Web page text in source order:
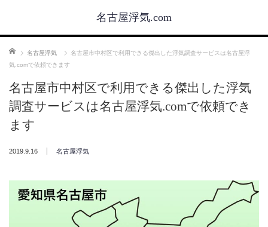
名古屋浮気.com
ホーム 名古屋浮気
名古屋市中村区で利用できる傑出した浮気調査サービスは名古屋浮
気.comで依頼できます
名古屋市中村区で利用できる傑出した浮気
調査サービスは名古屋浮気.comで依頼でき
ます
2019.9.16 名古屋浮気